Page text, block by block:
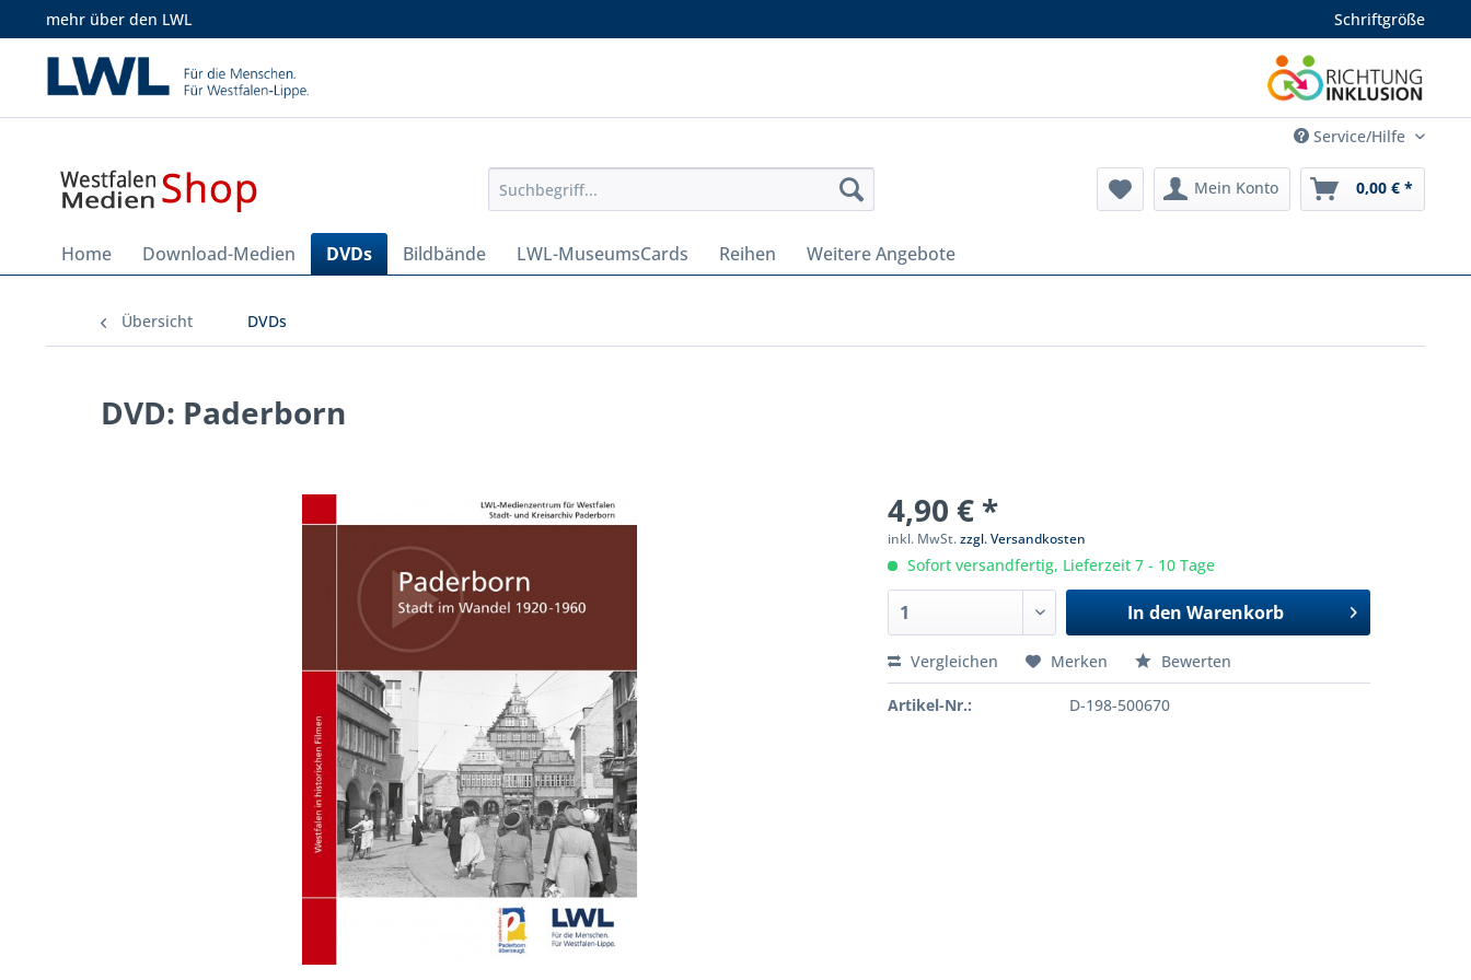
mehr über den LWL Schriftgröße
Service/Hilfe
Mein Konto 0,00 € *
Home Download-Medien DVDs Bildbände LWL-MuseumsCards Reihen Weitere Angebote
Übersicht DVDs
DVD: Paderborn
4,90 € *
inkl. MwSt.zzgl. Versandkosten
Sofort versandfertig, Lieferzeit 7 - 10 Tage
In den Warenkorb
Vergleichen Merken Bewerten
Artikel-Nr.: D-198-500670